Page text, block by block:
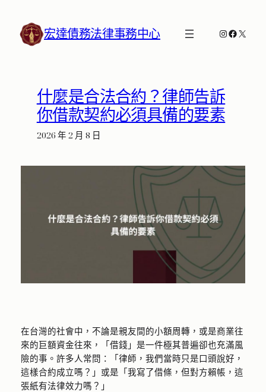
宏達債務法律事務中心 Instagram
X
什麼是合法合約？律師告訴
你借款契約必須具備的要素
2026 年 2 月 8 日
在台灣的社會中，不論是親友間的小額周轉，或是商業往
來的巨額資金往來，「借錢」是一件極其普遍卻也充滿風
險的事。許多人常問：「律師，我們當時只是口頭說好，
這樣合約成立嗎？」或是「我寫了借條，但對方賴帳，這
張紙有法律效力嗎？」